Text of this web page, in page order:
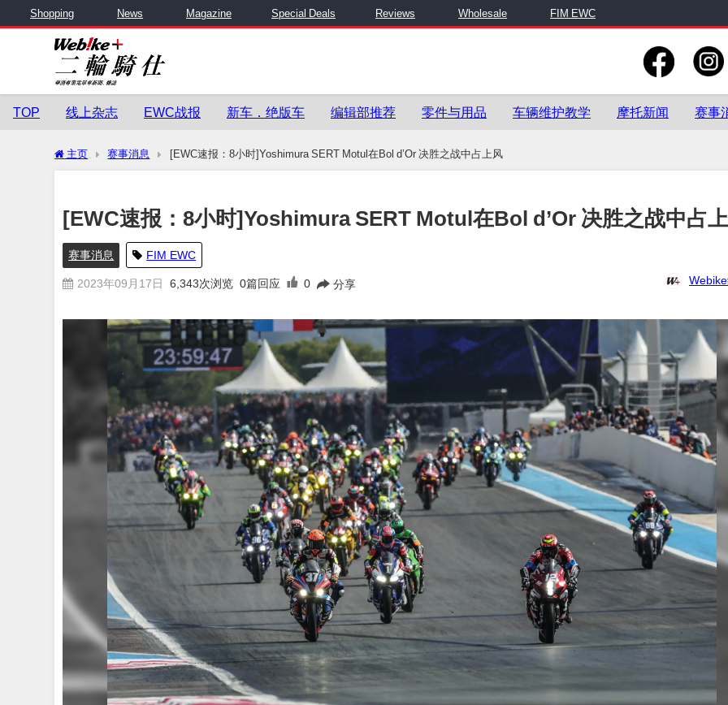
Shopping News Magazine Special Deals Reviews Wholesale FIM EWC
TOP 线上杂志 EWC战报 新车．绝版车 编辑部推荐 零件与用品 车辆维护教学 摩托新闻 赛事
主页 赛事消息 [EWC速报：8小时]Yoshimura SERT Motul在Bol d’Or 决胜之战中占上风
[EWC速报：8小时]Yoshimura SERT Motul在Bol d’Or 决胜之战中占
赛事消息 FIM EWC
2023年09月17日 6,343次浏览 0篇回应 0 分享